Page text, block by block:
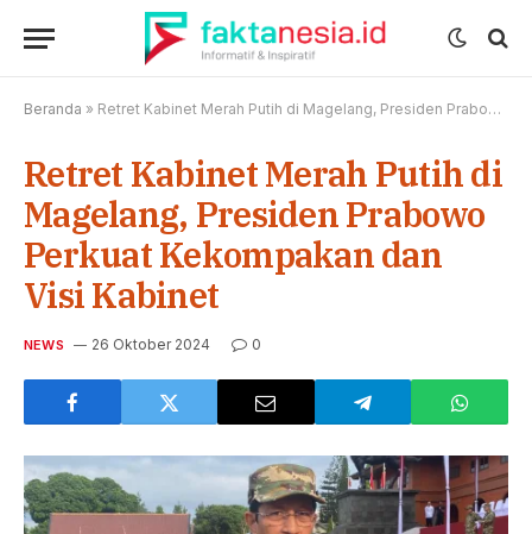
Beranda » Retret Kabinet Merah Putih di Magelang, Presiden Prabowo Perkuat Kekompakan dan Visi Kabinet
Retret Kabinet Merah Putih di
Magelang, Presiden Prabowo
Perkuat Kekompakan dan
Visi Kabinet
NEWS 26 Oktober 2024 0